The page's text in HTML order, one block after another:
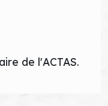
de l'ACTAS.